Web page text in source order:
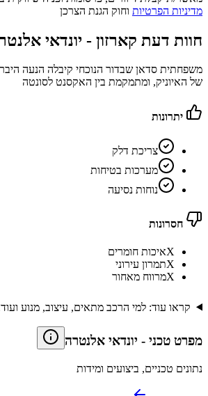
מדיניות הפרטיות וחוק הגנת הצרכן
חוות דעת קארזון - יונדאי
משפחתית סדאן שבדור הנוכחי קיבלה הנעה
של האיוניק, ומתמקמת בין האקסנט לסונטה
יתרונות
צריכת דלק
מערכות בטיחות
נוחות נסיעה
חסרונות
Xאיכות חומרים
Xתמרון עירוני
Xמרווח מאחור
קראו עוד: למי הרכב מתאים, עיצוב, מנוע
מפרט טכני - יונדאי אלנטרה
נתונים טכניים, ביצועים ומידות